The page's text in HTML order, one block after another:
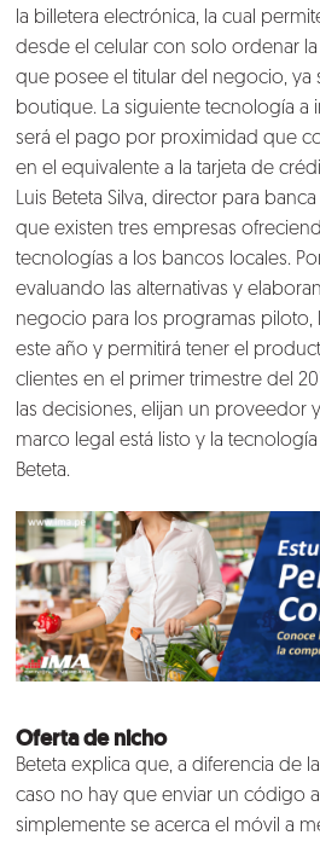
Nosotros
Clientes
Lo que hacemos
Talento
Conversemos
la billetera electrónica, la cual
desde el celular con solo ordenar la
que posee el titular del negocio, ya
boutique. La siguiente tecnología a
será el pago por proximidad que
en el equivalente a la tarjeta de
Luis Beteta Silva, director para
que existen tres empresas
tecnologías a los bancos locales.
evaluando las alternativas y
negocio para los programas piloto,
este año y permitirá tener el
clientes en el primer trimestre del
las decisiones, elijan un proveedor
marco legal está listo y la
Beteta.
Oferta de nicho
Beteta explica que, a diferencia de
caso no hay que enviar un código
simplemente se acerca el móvil a